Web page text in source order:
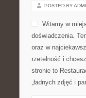
POSTED BY
Witamy w
doświadczenia.
oraz w
rzetelność i
stronie to
„ładnych zdjęć i